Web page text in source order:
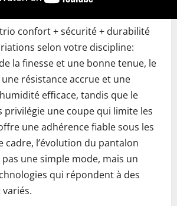
confort + sécurité + durabilité
selon votre discipline:
la finesse et une bonne tenue, le
résistance accrue et une
efficace, tandis que le
privilégie une coupe qui limite les
une adhérence fiable sous les
cadre, l’évolution du pantalon
une simple mode, mais un
qui répondent à des